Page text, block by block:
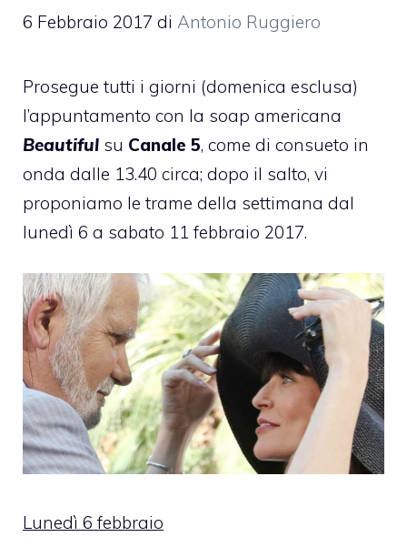
6 Febbraio 2017 di Antonio Ruggiero
Prosegue tutti i giorni (domenica esclusa)
l’appuntamento con la soap americana
Beautiful su Canale 5, come di consueto in
onda dalle 13.40 circa; dopo il salto, vi
proponiamo le trame della settimana dal
lunedì 6 a sabato 11 febbraio 2017.
Lunedì 6 febbraio